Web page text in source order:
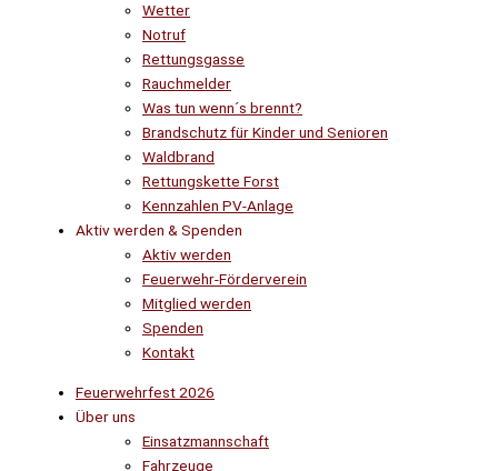
Wetter
Notruf
Rettungsgasse
Rauchmelder
Was tun wenn´s brennt?
Brandschutz für Kinder und Senioren
Waldbrand
Rettungskette Forst
Kennzahlen PV-Anlage
Aktiv werden & Spenden
Aktiv werden
Feuerwehr-Förderverein
Mitglied werden
Spenden
Kontakt
Feuerwehrfest 2026
Über uns
Einsatzmannschaft
Fahrzeuge